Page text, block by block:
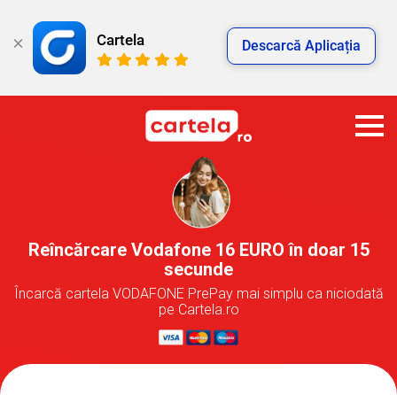
Cartela Descarcă Aplicația
Reîncărcare Vodafone 16 EURO în doar 15
secunde
Încarcă cartela VODAFONE PrePay mai simplu ca niciodată
pe Cartela.ro